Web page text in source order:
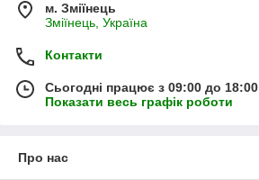
м. Зміїнець
Зміїнець, Україна
Контакти
Сьогодні працює з 09:00 до 18:00
Показати весь графік роботи
Про нас